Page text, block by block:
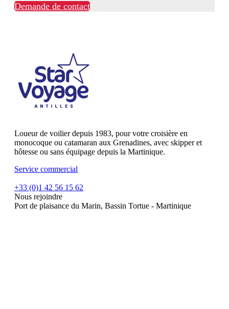
Demande de contact
Loueur de voilier depuis 1983, pour votre croisière en
monocoque ou catamaran aux Grenadines, avec skipper et
hôtesse ou sans équipage depuis la Martinique.
Service commercial
+33 (0)1 42 56 15 62
Nous rejoindre
Port de plaisance du Marin, Bassin Tortue - Martinique